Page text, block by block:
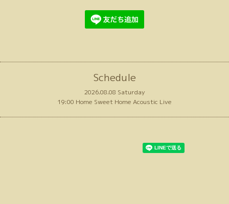
Schedule
2026.08.08 Saturday
19:00 Home Sweet Home Acoustic Live